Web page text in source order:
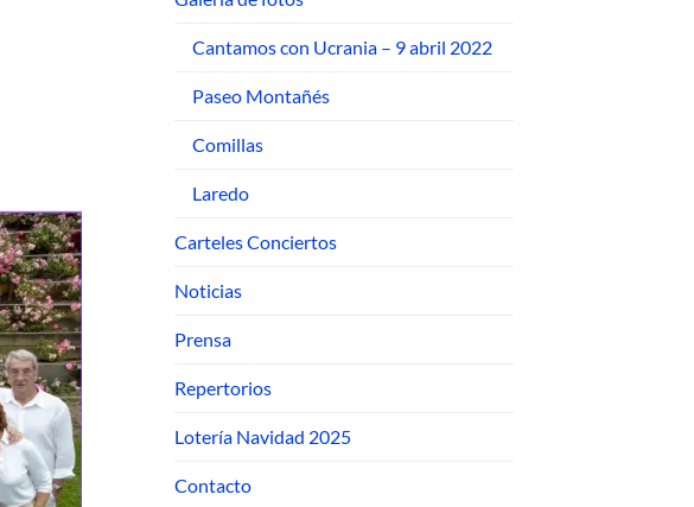
Cantamos con Ucrania – 9 abril 2022
Paseo Montañés
Comillas
Laredo
Carteles Conciertos
Noticias
Prensa
Repertorios
Lotería Navidad 2025
Contacto